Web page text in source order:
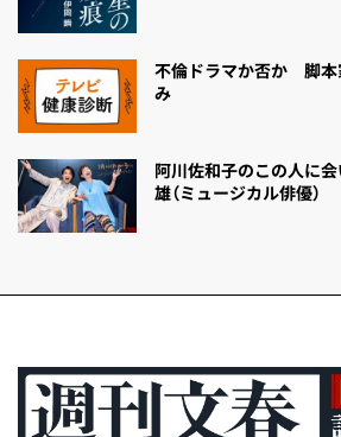
不倫ドラマか否か 脚本
み
阿川佐和子のこの人に
雄（ミュージカル俳優）